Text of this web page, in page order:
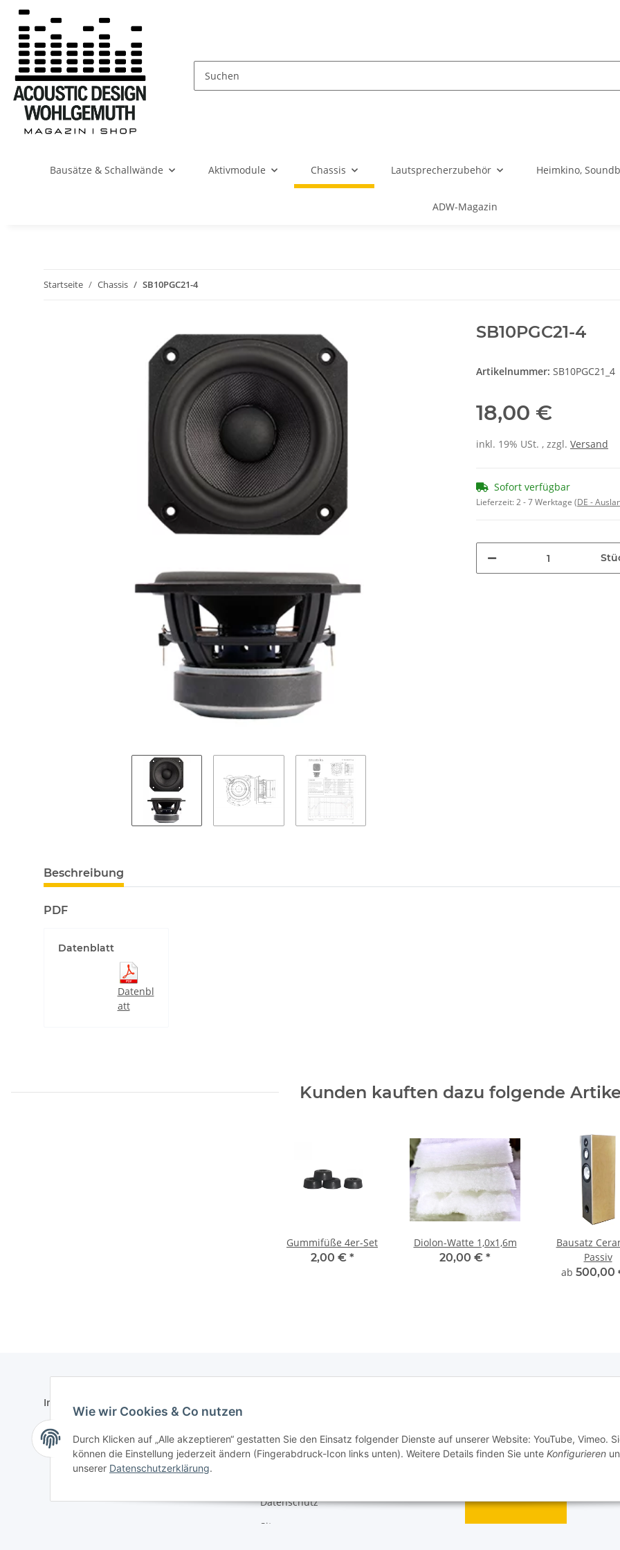
Bausätze & Schallwände Aktivmodule Chassis Lautsprecherzubehör Heimkino,
ADW-Magazin
Startseite Chassis SB10PGC21-4
SB10PGC21-4
Artikelnummer: SB10PGC21_4
18,00 €
inkl. 19% USt. , zzgl. Versand
Sofort verfügbar
Lieferzeit:2 - 7 Werktage (DE -
Beschreibung
PDF
Datenblatt
Datenbl
att
Kunden kauften dazu folgende
Gummifüße 4er-Set
2,00 € *
Diolon-Watte 1,0x1,6m
20,00 € *
Bausatz
Passiv
ab
Informationen
Kontaktformular
Versand- & Zahlungsbedingungen
Impressum
Datenschutz
Sitemap
Wie wir Cookies & Co nutzen
Durch Klicken auf „Alle akzeptieren“ gestatten Sie den Einsatz folgender Dienste auf unserer Website: YouTube, Vimeo.
können die Einstellung jederzeit ändern (Fingerabdruck-Icon links unten). Weitere Details finden Sie unte Konfigurieren
unserer Datenschutzerklärung.